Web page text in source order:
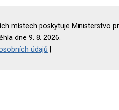
místech poskytuje Ministerstvo
dne 9. 8. 2026.
údajů